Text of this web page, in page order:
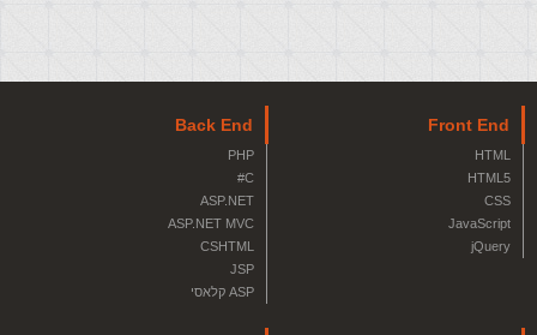
Front End
HTML
HTML5
CSS
JavaScript
jQuery
Back End
PHP
C#
ASP.NET
ASP.NET MVC
CSHTML
JSP
ASP קלאסי